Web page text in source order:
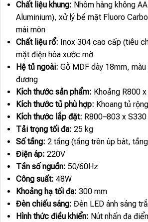
Chất liệu khung: Nhôm hàng không
Aluminium), xử lý bề mặt Fluoro
mài mòn
Chất liệu rổ: Inox 304 cao cấp (tiêu
mặt điện hóa xước mờ
Hệ tủ ngoài: Gỗ MDF dày 18mm,
đương
Kích thước sản phẩm: Khoảng R800
Kích thước tủ phù hợp: Khoang tủ
Kích thước lắp đặt: R800–803 x
Tải trọng tối đa: 25 kg
Số tầng: 2 tầng (tầng trên úp bát,
Điện áp: 220V
Tần số nguồn: 50/60Hz
Công suất: 48W
Khoảng hạ tối đa: 300 mm
Đèn chiếu sáng: Đèn LED ánh sáng
Hình thức điều khiển: Nút nhấn đa